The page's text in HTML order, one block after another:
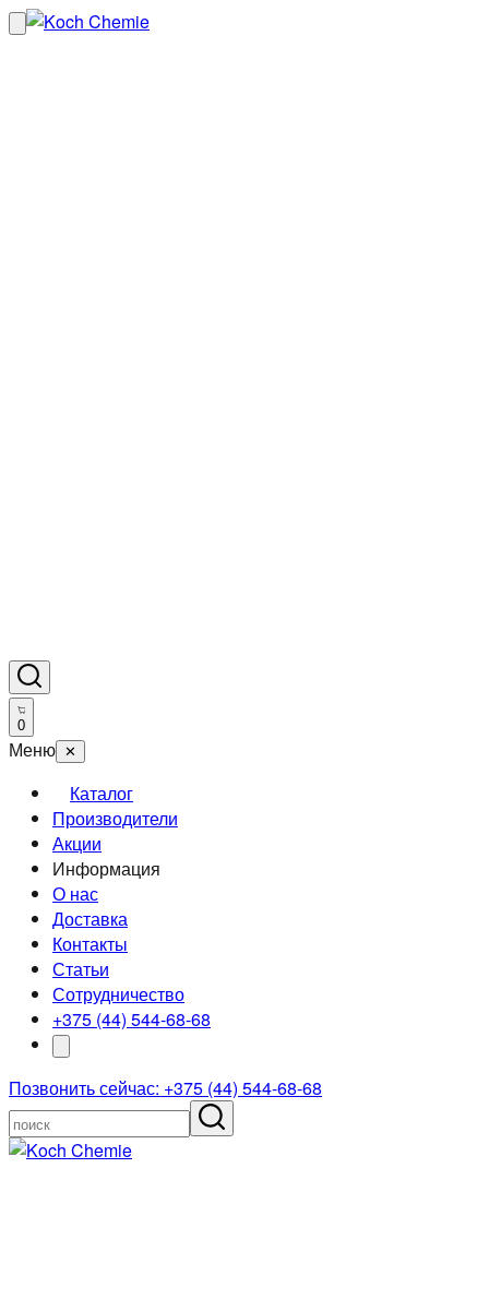
0
Меню ✕
Каталог
Производители
Акции
Информация
О нас
Доставка
Контакты
Статьи
Сотрудничество
+375 (44) 544-68-68
Позвонить сейчас: +375 (44) 544-68-68